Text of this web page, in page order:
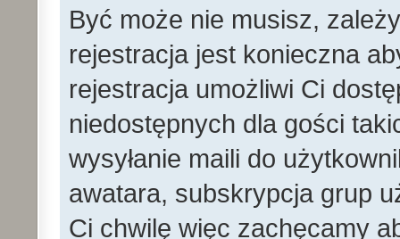
Być może nie musisz,
rejestracja jest konieczna
rejestracja umożliwi Ci
niedostępnych dla gości
wysyłanie maili do
awatara, subskrypcja grup
Ci chwilę więc zachęcamy